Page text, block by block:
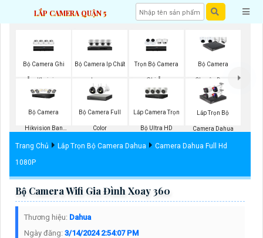
LẮP CAMERA QUẬN 5
Bộ Camera Ghi
Âm Kbvision
Bộ Camera Ip Chất
Lượng
Trọn Bộ Camera
Ghi Âm
Bộ Camera
Chuyên Dụng
Bộ Camera
Hikvision Ban
Đêm Có Màu
Bộ Camera Full
Color
Lắp Camera Trọn
Bộ Ultra HD
Lắp Trọn Bộ
Camera Dahua
Trang Chủ Lắp Trọn Bộ Camera Dahua
Camera Dahua Full Hd
1080P
Bộ Camera Wifi Gia Đình Xoay 360
Thương hiệu: Dahua
Ngày đăng: 3/14/2024 2:54:07 PM